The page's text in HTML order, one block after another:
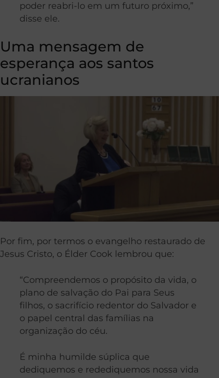
poder reabri-lo em um futuro próximo,”
disse ele.
Uma mensagem de
esperança aos santos
ucranianos
Por fim, por termos o evangelho restaurado de
Jesus Cristo, o Élder Cook lembrou que:
“Compreendemos o propósito da vida, o
plano de salvação do Pai para Seus
filhos, o sacrifício redentor do Salvador e
o papel central das famílias na
organização do céu.
É minha humilde súplica que
dediquemos e redediquemos nossa vida